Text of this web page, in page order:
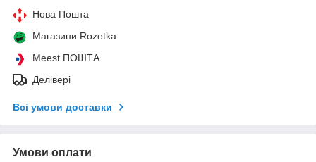
Нова Пошта
Магазини Rozetka
Meest ПОШТА
Делівері
Всі умови доставки
Умови оплати